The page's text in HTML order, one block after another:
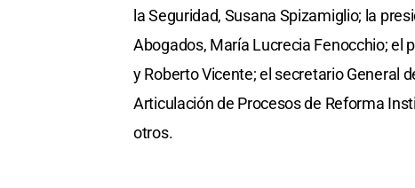
la Seguridad, Susana Spizamiglio; la
Abogados, María Lucrecia Fenocchio; el
y Roberto Vicente; el secretario General
Articulación de Procesos de Reforma
otros.